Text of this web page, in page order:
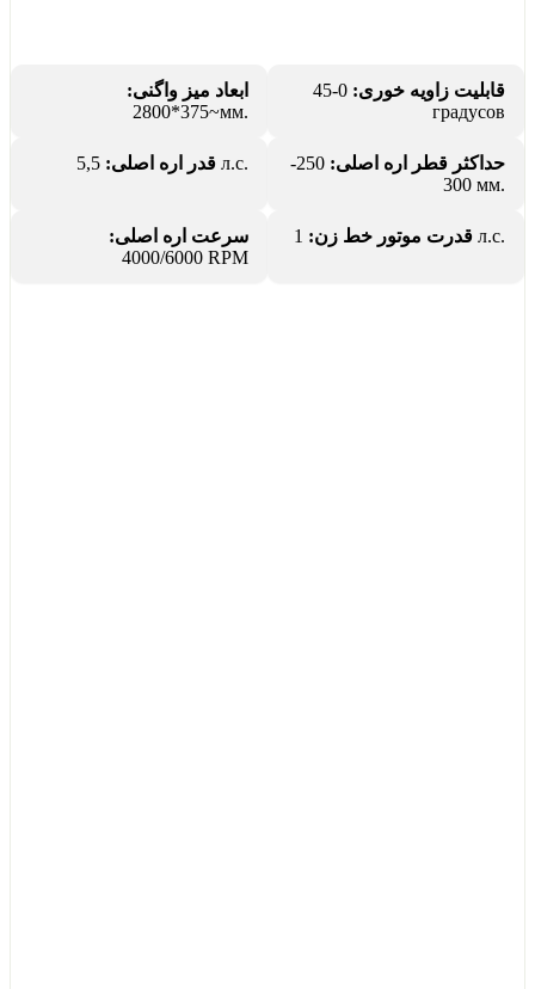
ابعاد میز واگنی:
~375*2800мм.
قابلیت زاویه خوری:
0-45
градусов
قدر اره اصلی: 5,5 л.с. حداکثر قطر اره اصلی:
250-
300 мм.
سرعت اره اصلی:
4000/6000 RPM
قدرت موتور خط زن: 1 л.с.